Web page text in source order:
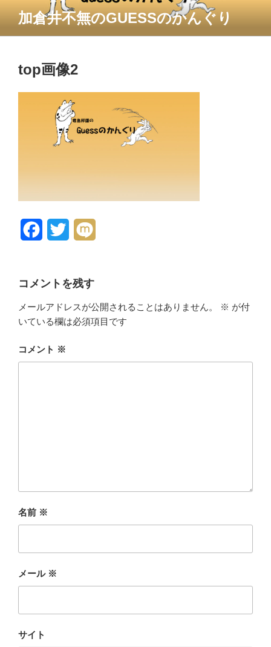
テ
加倉井不無のGUESSのかんぐり
top画像2
b
o
t
r
コメントを残す
メールアドレスが公開されることはありません。 ※ が付
いている欄は必須項目です
コメント ※
名前 ※
メール ※
サイト